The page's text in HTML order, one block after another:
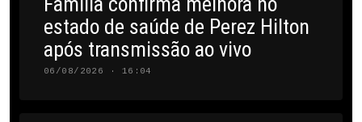
estado de saúde de Perez Hilton
após transmissão ao vivo
06/08/2026 · 16:04